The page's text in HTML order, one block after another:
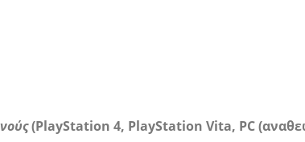
(PlayStation 4, PlayStation Vita, PC